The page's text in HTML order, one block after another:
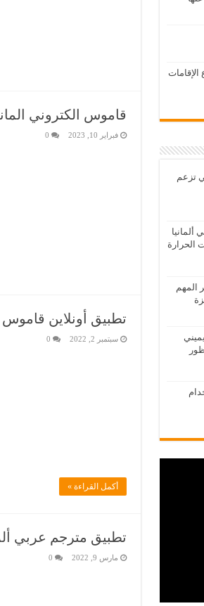
قاموس الكتروني
فبراير 10, 2023 0
تطبيق أونلاين
سبتمبر 2, 2022 0
أكمل القراءة »
تطبيق مترجم عربي
مارس 9, 2022 0
تزعم
الحرارة
المهم